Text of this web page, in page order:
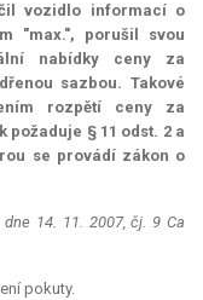
vozidlo informací o
"max.", porušil svou
nabídky ceny za
sazbou. Takové
rozpětí ceny za
§ 11 odst. 2 a
se provádí zákon o
14. 11. 2007, čj. 9 Ca
pokuty.